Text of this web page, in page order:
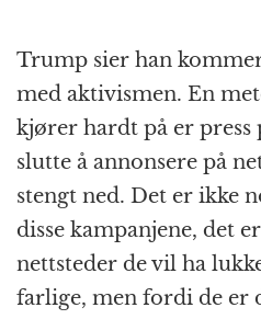
Trump sier han
med aktivismen. En
kjører hardt på er press
slutte å annonsere på
stengt ned. Det er ikke
disse kampanjene, det
nettsteder de vil ha
farlige, men fordi de er